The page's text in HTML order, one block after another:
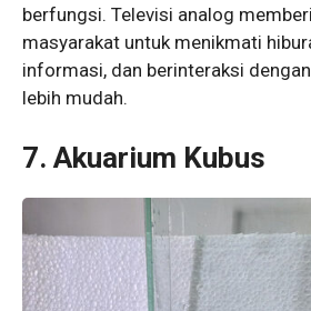
berfungsi. Televisi analog
masyarakat untuk menikmati
informasi, dan berinteraksi
lebih mudah.
7. Akuarium Kubus